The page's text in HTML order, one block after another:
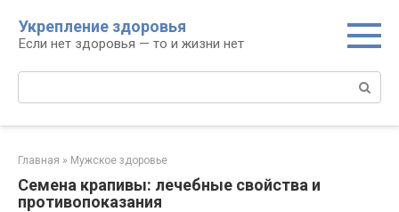
контенту
Укрепление здоровья
Если нет здоровья — то и жизни нет
Поиск:
Главная » Мужское здоровье
Семена крапивы: лечебные свойства и
противопоказания